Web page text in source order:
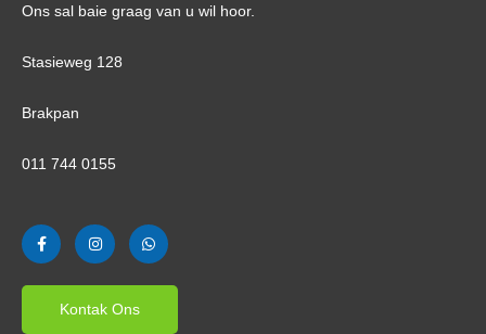
Ons sal baie graag van u wil hoor.
Stasieweg 128
Brakpan
011 744 0155
F
a
c
I
n
s
g
W
h
a
Kontak Ons